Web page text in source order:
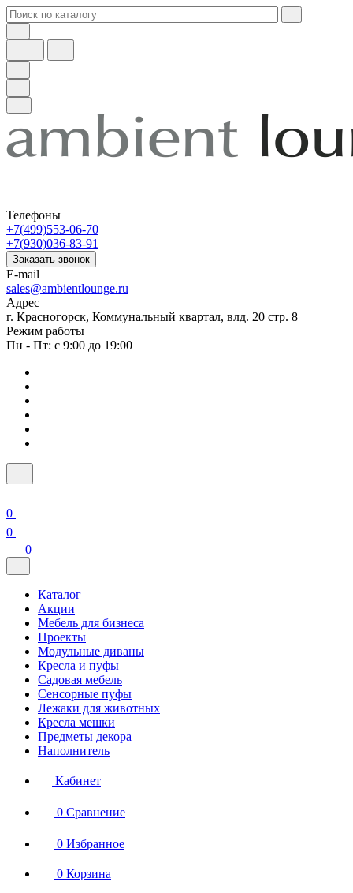
Телефоны
+7(499)553-06-70
+7(930)036-83-91
Заказать звонок
E-mail
sales@ambientlounge.ru
Адрес
г. Красногорск, Коммунальный квартал, влд. 20 стр. 8
Режим работы
Пн - Пт: с 9:00 до 19:00
0
0
0
Каталог
Акции
Мебель для бизнеса
Проекты
Модульные диваны
Кресла и пуфы
Садовая мебель
Сенсорные пуфы
Лежаки для животных
Кресла мешки
Предметы декора
Наполнитель
Кабинет
0 Сравнение
0 Избранное
0 Корзина